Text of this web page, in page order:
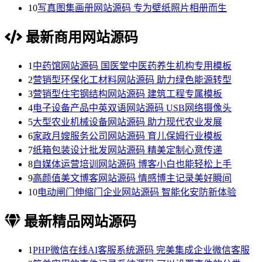
10写真图集画册网站源码 专为壁纸照片相册而生
最新商用网站源码
1 中药馆网站源码 国医堂中医药养生机构专用模板
2营销型环保化工材料网站源码 助力绿色能源转型
3营销型住宅钢结构网站源码 建筑工程专属模板
4电子设备产品中英双语网站源码 USB网络摄像头
5大型农业机械设备网站源码 助力现代农业发展
6家政月嫂服务公司网站源码 育儿保姆行业模板
7纸箱包装设计批发网站源码 精美定制心意传递
8自媒体运营培训网站源码 博客小白也能轻松上手
9高颜值美文博客网站源码 情感博主记录美好瞬间
10电动闸门伸缩门企业网站源码 智能化安防新体验
最新精品网站源码
1PHP微信在线AI客服系统源码 完美集成企业微信客服